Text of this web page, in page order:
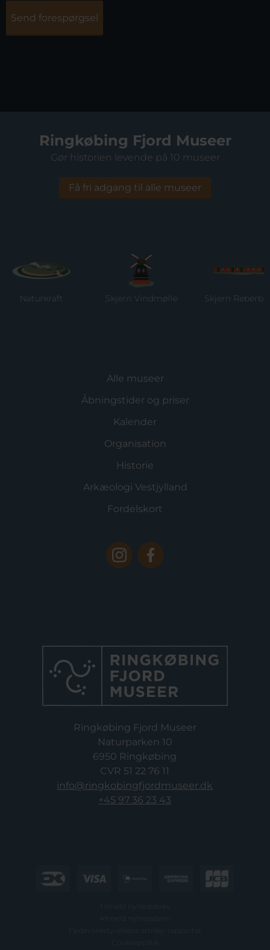
Send forespørgsel
Ringkøbing Fjord Museer
Gør historien levende på 10 museer
Få fri adgang til alle museer
Naturkraft Skjern Vindmølle Skjern Reberbane
Alle museer
Åbningstider og priser
Kalender
Organisation
Historie
Arkæologi Vestjylland
Fordelskort
Ringkøbing Fjord Museer
Naturparken 10
6950 Ringkøbing
CVR 51 22 76 11
info@ringkobingfjordmuseer.dk
+45 97 36 23 43